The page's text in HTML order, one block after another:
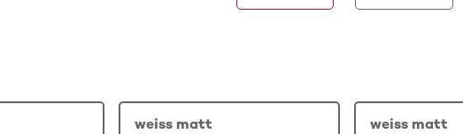
weiss matt
weiss matt